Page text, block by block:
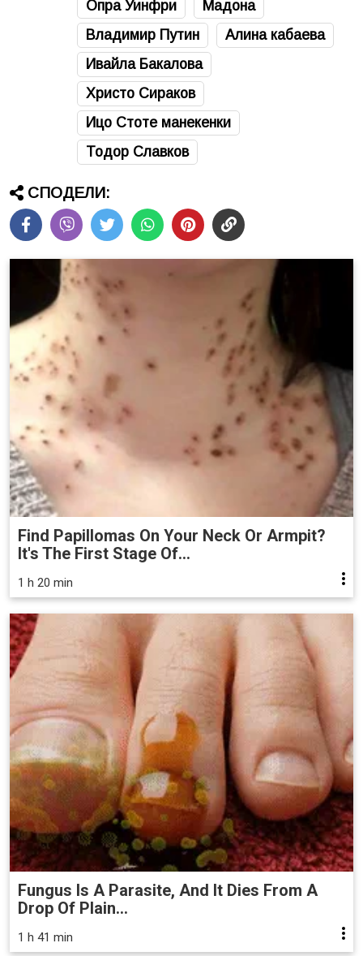
Опра Уинфри
Мадона
Владимир Путин
Алина кабаева
Ивайла Бакалова
Христо Сираков
Ицо Стоте манекенки
Тодор Славков
СПОДЕЛИ:
Find Papillomas On Your Neck Or Armpit?
It's The First Stage Of...
1 h 20 min
Fungus Is A Parasite, And It Dies From A
Drop Of Plain...
1 h 41 min